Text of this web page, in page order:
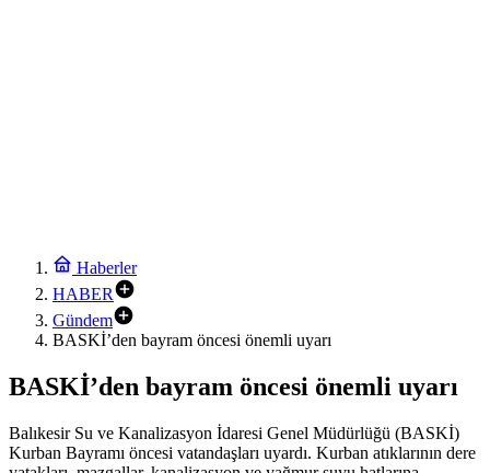
Haberler
HABER
Gündem
BASKİ’den bayram öncesi önemli uyarı
BASKİ’den bayram öncesi önemli uyarı
Balıkesir Su ve Kanalizasyon İdaresi Genel Müdürlüğü (BASKİ)
Kurban Bayramı öncesi vatandaşları uyardı. Kurban atıklarının dere